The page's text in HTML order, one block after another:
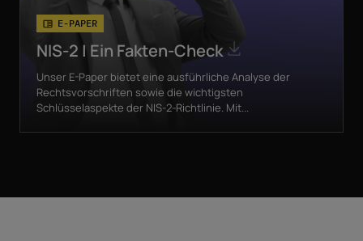
E-PAPER
NIS-2 | Ein Fakten-Check
Unser E-Paper bietet eine ausführliche Analyse der
Rechtsvorschriften sowie die wichtigsten
Schlüsselaspekte der NIS-2-Richtlinie. Mit...